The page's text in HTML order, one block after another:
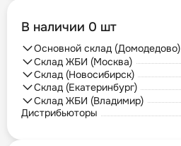
В наличии 0 шт
Основной склад (Домодедово)
Склад ЖБИ (Москва)
Склад (Новосибирск)
Склад (Екатеринбург)
Склад ЖБИ (Владимир)
Дистрибьюторы